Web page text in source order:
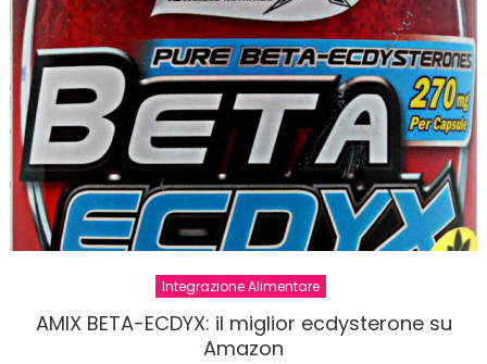
Integrazione Alimentare
AMIX BETA-ECDYX: il miglior ecdysterone su
Amazon